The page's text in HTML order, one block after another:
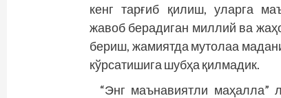
кенг тарғиб қилиш, уларга
жавоб берадиган миллий ва
бериш, жамиятда мутолаа
кўрсатишига шубҳа қилмадик.
“Энг маънавиятли маҳалла”